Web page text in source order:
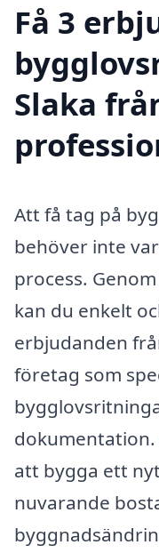
Få 3
Slaka
Att få tag på
behöver inte
process.
kan du enkelt
erbjudanden
företag som
att bygga ett
nuvarande